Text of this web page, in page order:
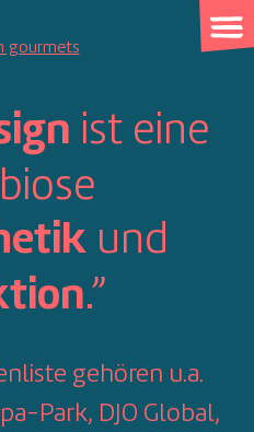
ist eine
und
.”
gehören u.a.
Park, DJO Global,